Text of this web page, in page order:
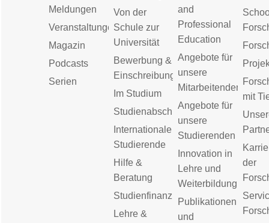
Meldungen
Veranstaltungen
Magazin
Podcasts
Serien
Von der
Schule zur
Universität
Bewerbung &
Einschreibung
Im Studium
Studienabschluss
Internationale
Studierende
Hilfe &
Beratung
Studienfinanzierung
Lehre &
and
Professional
Education
Angebote für
unsere
Mitarbeitenden
Angebote für
unsere
Studierenden
Innovation in
Lehre und
Weiterbildung
Publikationen
und
mit
der